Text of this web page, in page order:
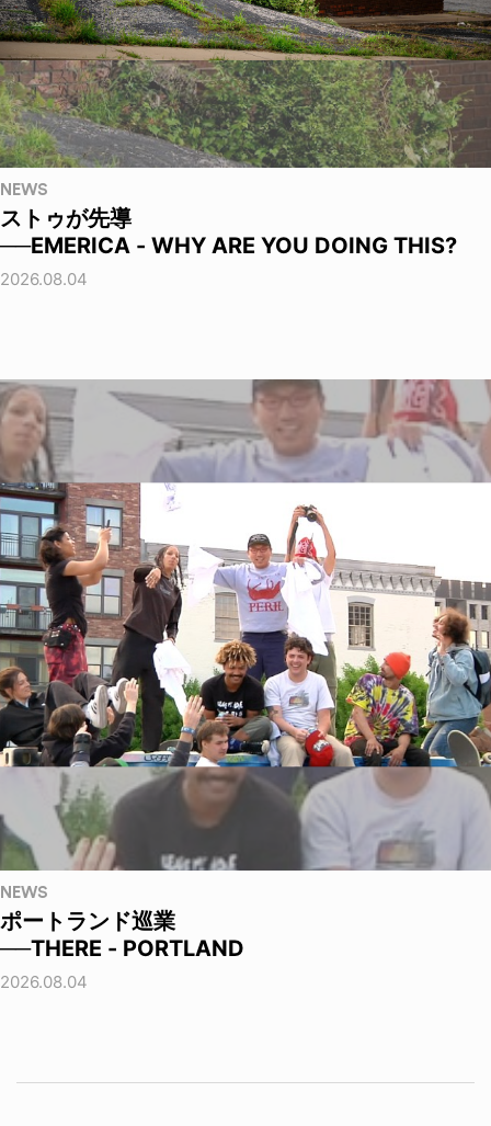
NEWS
ストゥが先導
──EMERICA - WHY ARE YOU DOING THIS?
2026.08.04
NEWS
ポートランド巡業
──THERE - PORTLAND
2026.08.04